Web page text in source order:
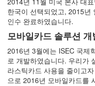
한국이 선택되었고, 2015년
인수 완료하였습니다.
모바일카드 솔루션 개
2016년 3월에는 ISEC 국제
로 개발하였습니다. 우리가
라스틱카드 사용을 줄이고
으로 2016년 모바일카드를